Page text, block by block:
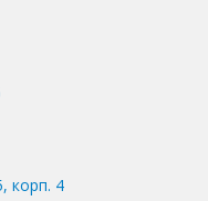
корп. 4